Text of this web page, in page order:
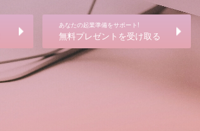
あなたの起業準備をサポート!
無料プレゼントを受け取る